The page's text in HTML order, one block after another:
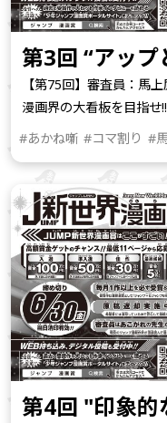
第3回 “アップ
【第75回】審査員：馬
漫画界の大看板を目指せ
#あかね噺 #コマ割り #
第4回 "印象的